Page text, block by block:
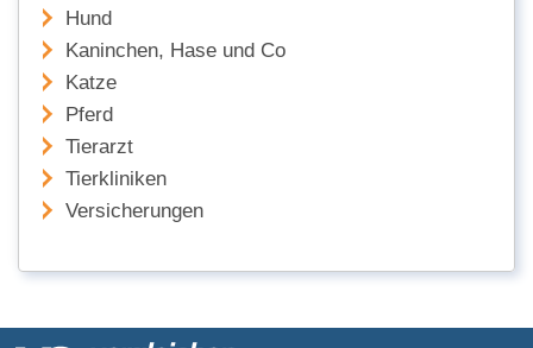
Hund
Kaninchen, Hase und Co
Katze
Pferd
Tierarzt
Tierkliniken
Versicherungen